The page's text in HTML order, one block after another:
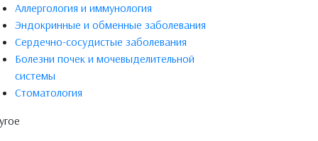
Аллергология и иммунология
Эндокринные и обменные заболевания
Сердечно-сосудистые заболевания
Болезни почек и мочевыделительной
системы
Стоматология